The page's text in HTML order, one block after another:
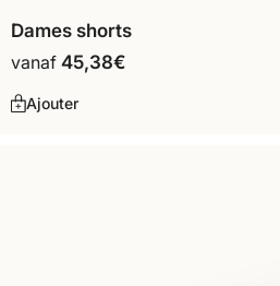
Dames shorts
vanaf 45,38€
Ajouter